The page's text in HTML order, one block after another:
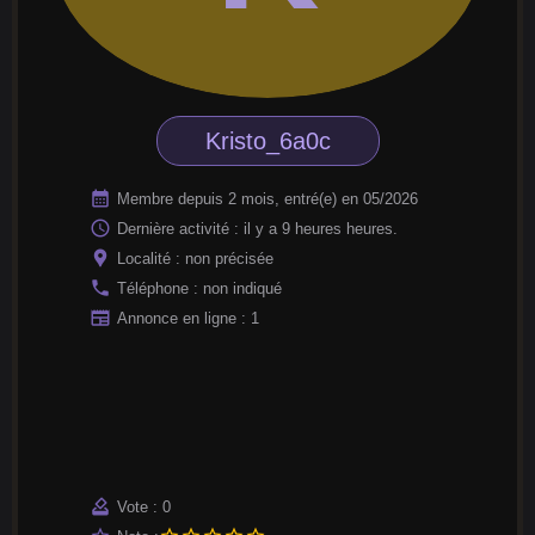
Kristo_6a0c
calendar_month Membre depuis 2 mois, entré(e) en 05/2026
access_time Dernière activité : il y a 9 heures heures.
location_pin Localité : non précisée
phone Téléphone : non indiqué
newspaper Annonce en ligne : 1
how_to_vote Vote : 0